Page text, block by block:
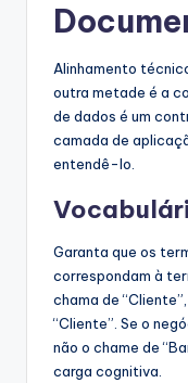
Alinhamento
outra metade é a
de dados é um
camada de
entendê-lo.
Garanta que os
correspondam à
chama de
“Cliente”. Se o
não o chame de
carga cognitiva.